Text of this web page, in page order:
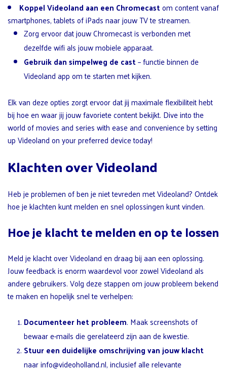
Koppel Videoland aan een Chromecastom content vanaf
smartphones, tablets of iPads naar jouw TV te streamen.
Zorg ervoor dat jouw Chromecast is verbonden met
dezelfde wifi als jouw mobiele apparaat.
Gebruik dan simpelweg de cast– functie binnen de
Videoland app om te starten met kijken.
Elk van deze opties zorgt ervoor dat jij maximale flexibiliteit hebt
bij hoe en waar jij jouw favoriete content bekijkt. Dive into the
world of movies and series with ease and convenience by setting
up Videoland on your preferred device today!
Klachten over Videoland
Heb je problemen of ben je niet tevreden met Videoland? Ontdek
hoe je klachten kunt melden en snel oplossingen kunt vinden.
Hoe je klacht te melden en op te lossen
Meld je klacht over Videoland en draag bij aan een oplossing.
Jouw feedback is enorm waardevol voor zowel Videoland als
andere gebruikers. Volg deze stappen om jouw probleem bekend
te maken en hopelijk snel te verhelpen:
Documenteer het probleem. Maak screenshots of
bewaar e-mails die gerelateerd zijn aan de kwestie.
Stuur een duidelijke omschrijving van jouw klacht
naar info@videoholland.nl, inclusief alle relevante